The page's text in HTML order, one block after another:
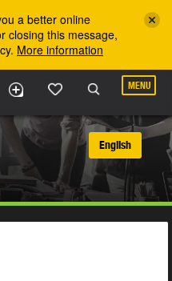
a better online
closing this message,
More information
MENU
English